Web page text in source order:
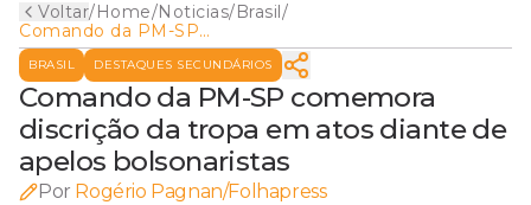
Voltar/Home/Noticias/Brasil/
Comando da PM-SP
comemora discrição da tropa
em atos diante de apelos
bolsonaristas
BRASIL DESTAQUES SECUNDÁRIOS
Comando da PM-SP comemora
discrição da tropa em atos diante de
apelos bolsonaristas
Por Rogério Pagnan/Folhapress